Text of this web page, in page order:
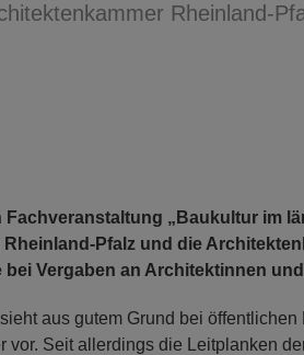
Rheinland-
„Baukultur im
Pfalz und die
bei Vergaben an Architektinnen
aus gutem Grund bei
vor. Seit allerdings die Leitplanken